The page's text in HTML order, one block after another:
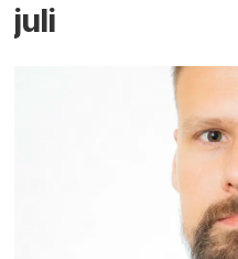
juli